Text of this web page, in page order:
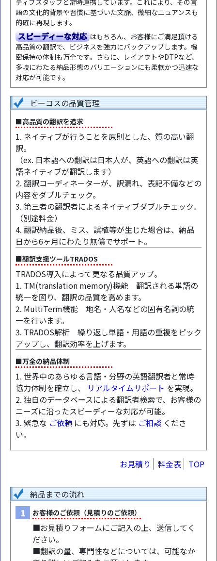
ティブスタッフと常時連携しています。これにより、その言
語の文化的背景や習慣に基づいた文脈、微細なニュアンスも
的確に再現します。
スピーディーな対応 はもちろん、お客様にご満足頂ける
高品質の翻訳で、ビジネスを強力にバックアップします。機
密保持の体制も万全です。さらに、レイアウトやDTPなど、
多岐にわたる納品形態のバリエーションにも柔軟かつ迅速な
対応が可能です。
ビーコスの品質管理
■高品質の翻訳を追求
1. ネイティブが行うことを原則とした、質の高い翻
訳。
（ex. 日本語への翻訳は日本人が、英語への翻訳は英
語ネイティブが翻訳します）
2. 翻訳コーディネーターが、訳漏れ、表記不備などの
内容をダブルチェック。
3. 第三者の翻訳者によるネイティブダブルチェック。
（別途料金）
4. 翻訳納品後、ミス、誤植等が生じた場合は、納品
日から6ヶ月にわたり無償でサポート。
■翻訳支援ツールTRADOS
TRADOS導入によって更なる品質アップ。
1. TM(translation memory)機能 翻訳される単語の
統一を図り、翻訳の品質を高めます。
2. MultiTerm機能 地名・人名などの固有名詞の統
一を行います。
3. TRADOS解析 繰り返し単語・用語の重複をピック
アップし、翻訳効率を上げます。
■万全の納品体制
1. 世界中のあらゆる言語・分野の英語翻訳者と常時
協力体制を確立し、
リアルタイムサポート を実現。
2. 独自のデータベースによる翻訳者検索で、お客様の
ニーズに沿ったスピーディーな対応が可能。
3. 緊急な ご依頼 にも対応。先ずは ご相談 くださ
い。
お見積り 料金表 TOP
納品までの流れ
1 お客様のご依頼（見積りのご依頼）
■お見積りフォームにご記入の上、送信してく
ださい。
■翻訳の量、専門性などについては、可能なか